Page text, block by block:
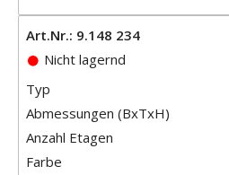
Art.Nr.: 9.148 234
Nicht lagernd
Typ
Abmessungen (BxTxH)
Anzahl Etagen
Farbe